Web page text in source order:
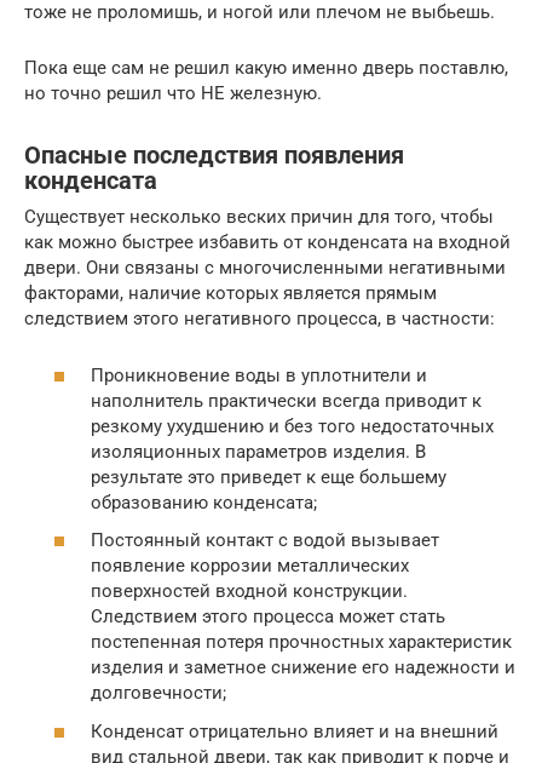
тоже не проломишь, и ногой или плечом не выбьешь.
Пока еще сам не решил какую именно дверь поставлю,
но точно решил что НЕ железную.
Опасные последствия появления
конденсата
Существует несколько веских причин для того, чтобы
как можно быстрее избавить от конденсата на входной
двери. Они связаны с многочисленными негативными
факторами, наличие которых является прямым
следствием этого негативного процесса, в частности:
Проникновение воды в уплотнители и
наполнитель практически всегда приводит к
резкому ухудшению и без того недостаточных
изоляционных параметров изделия. В
результате это приведет к еще большему
образованию конденсата;
Постоянный контакт с водой вызывает
появление коррозии металлических
поверхностей входной конструкции.
Следствием этого процесса может стать
постепенная потеря прочностных характеристик
изделия и заметное снижение его надежности и
долговечности;
Конденсат отрицательно влияет и на внешний
вид стальной двери, так как приводит к порче и